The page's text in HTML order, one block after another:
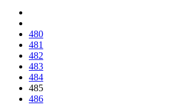
480
481
482
483
484
485
486